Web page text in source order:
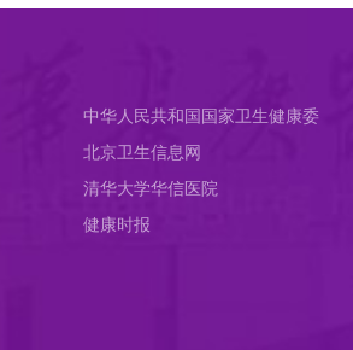
中华人民共和国国家卫生健康委
员会
北京卫生信息网
清华大学华信医院
健康时报